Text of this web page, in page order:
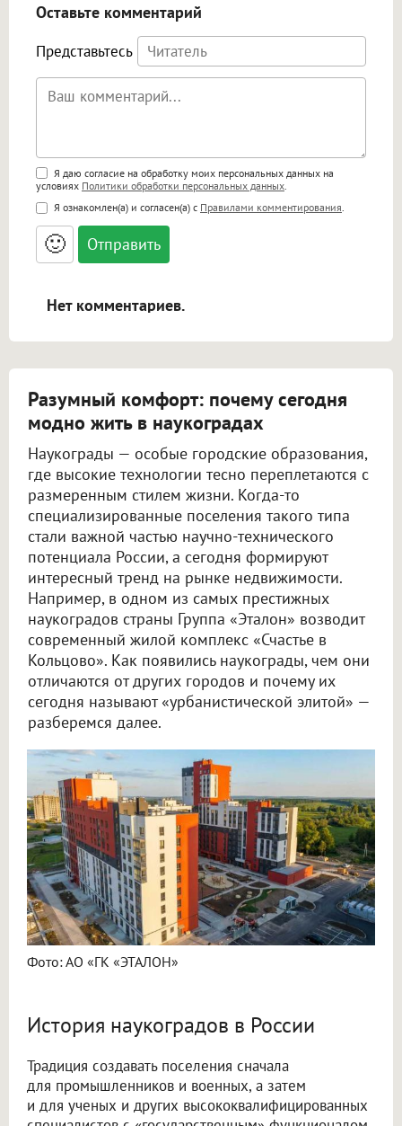
Оставьте комментарий
Представьтесь
Поддержка HTML
<b>, <strong>, <u>, <i>, <em>, <s>, <big>,
<small>, <sup>, <sub>, <pre>, <ul>, <ol>, <li>,
<blockquote>, <code> экранирует HTML,
адреса URL автоматически становятся
ссылками, и [img]адрес[/img] будет
Я даю согласие на обработку моих персональных данных на
условиях Политики обработки персональных данных.
Я ознакомлен(а) и согласен(а) с Правилами комментирования.
🙂
Нет комментариев.
Разумный комфорт: почему сегодня
модно жить в наукоградах
Наукограды — особые городские образования,
где высокие технологии тесно переплетаются с
размеренным стилем жизни. Когда-то
специализированные поселения такого типа
стали важной частью научно-технического
потенциала России, а сегодня формируют
интересный тренд на рынке недвижимости.
Например, в одном из самых престижных
наукоградов страны Группа «Эталон» возводит
современный жилой комплекс «Счастье в
Кольцово». Как появились наукограды, чем они
отличаются от других городов и почему их
сегодня называют «урбанистической элитой» —
разберемся далее.
Фото: АО «ГК «ЭТАЛОН»
История наукоградов в России
Традиция создавать поселения сначала
для промышленников и военных, а затем
и для ученых и других высококвалифицированных